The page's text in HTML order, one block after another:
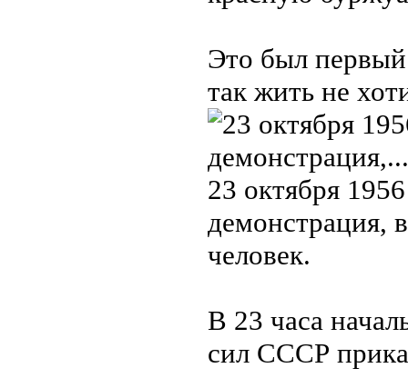
Это был
так жить не
23 октября
демонстрация,
человек.
В 23 часа
сил СССР